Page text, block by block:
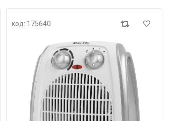
код: 175640